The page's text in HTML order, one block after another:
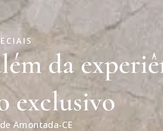
da
exclusivo
Amontada-CE